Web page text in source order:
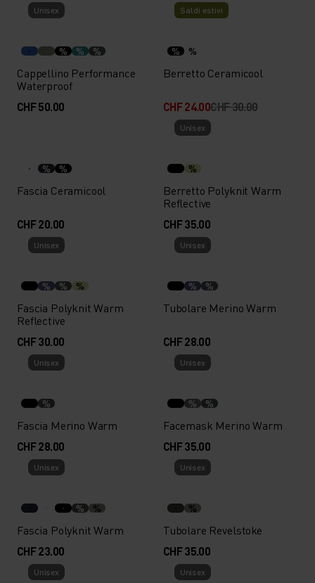
Unisex
% % %
Cappellino Performance
Waterproof
CHF 50.00
Saldi estivi
% %
Berretto Ceramicool
CHF 24.00CHF 30.00
% %
Fascia Ceramicool
CHF 20.00
Unisex
%
Berretto Polyknit Warm
Reflective
CHF 35.00
Unisex
% % %
Fascia Polyknit Warm
Reflective
CHF 30.00
Unisex
% %
Tubolare Merino Warm
CHF 28.00
Unisex
%
Fascia Merino Warm
CHF 28.00
Unisex
% %
Facemask Merino Warm
CHF 35.00
Unisex
% %
Fascia Polyknit Warm
CHF 23.00
Unisex
%
Tubolare Revelstoke
CHF 35.00
Unisex Unisex